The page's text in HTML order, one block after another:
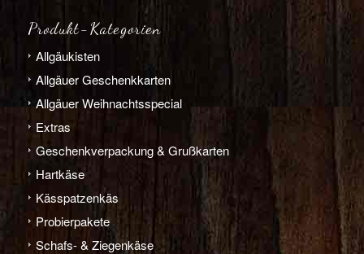
Produkt-Kategorien
Allgäu­­kisten
Allgäuer Geschenkkarten
Allgäuer Weihnachts­­special
Extras
Geschenk­verpackung & Grußkarten
Hart­­käse
Käs­­spatzen­käs
Probier­pakete
Schafs- & Ziegen­­käse